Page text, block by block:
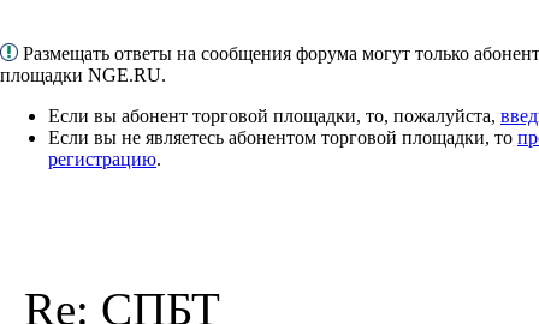
Размещать ответы на сообщения форума могут только
площадки NGE.RU.
Если вы абонент торговой площадки, то, пожалуйста,
Если вы не являетесь абонентом торговой площадки, то
регистрацию.
Re: СПБТ